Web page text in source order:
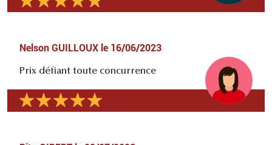
Nelson GUILLOUX le 16/06/2023
Prix défiant toute concurrence